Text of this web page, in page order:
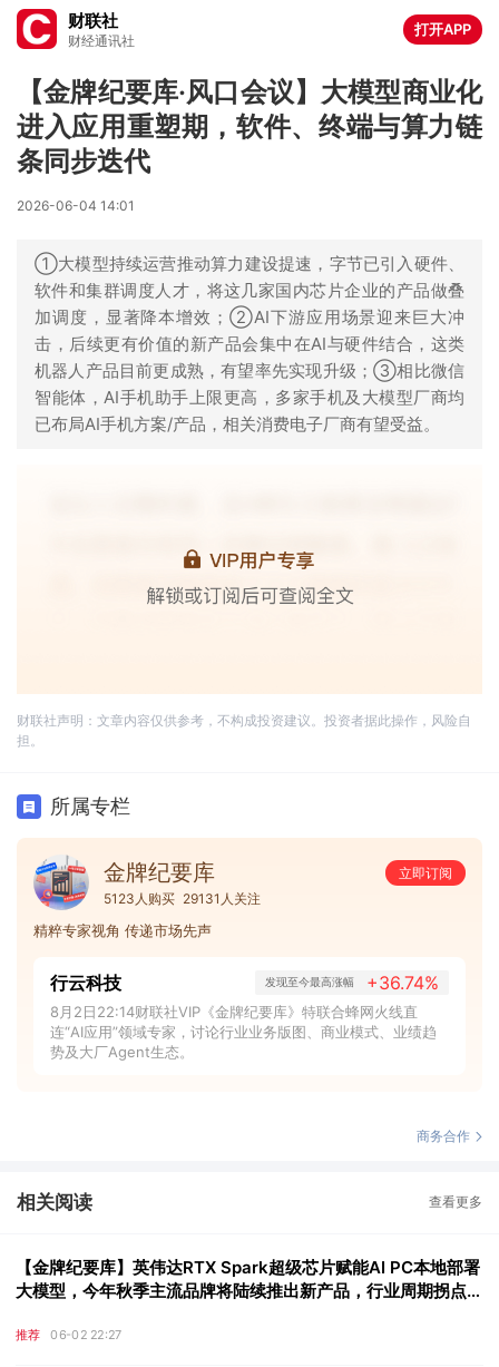
财联社
财经通讯社
打开APP
【金牌纪要库·风口会议】大模型商业化
进入应用重塑期，软件、终端与算力链
条同步迭代
2026-06-04 14:01
①大模型持续运营推动算力建设提速，字节已引入硬件、
软件和集群调度人才，将这几家国内芯片企业的产品做叠
加调度，显著降本增效；②AI下游应用场景迎来巨大冲
击，后续更有价值的新产品会集中在AI与硬件结合，这类
机器人产品目前更成熟，有望率先实现升级；③相比微信
智能体，AI手机助手上限更高，多家手机及大模型厂商均
已布局AI手机方案/产品，相关消费电子厂商有望受益。
财联社声明：文章内容仅供参考，不构成投资建议。投资者据此操作，风险自
担。
所属专栏
金牌纪要库
立即订阅
5123人购买 29131人关注
精粹专家视角 传递市场先声
行云科技 发现至今最高涨幅 +36.74%
8月2日22:14财联社VIP《金牌纪要库》特联合蜂网火线直
连“AI应用”领域专家，讨论行业业务版图、商业模式、业绩趋
势及大厂Agent生态。
商务合作
相关阅读 查看更多
【金牌纪要库】英伟达RTX Spark超级芯片赋能AI PC本地部署
大模型，今年秋季主流品牌将陆续推出新产品，行业周期拐点或
推荐 06-02 22:27